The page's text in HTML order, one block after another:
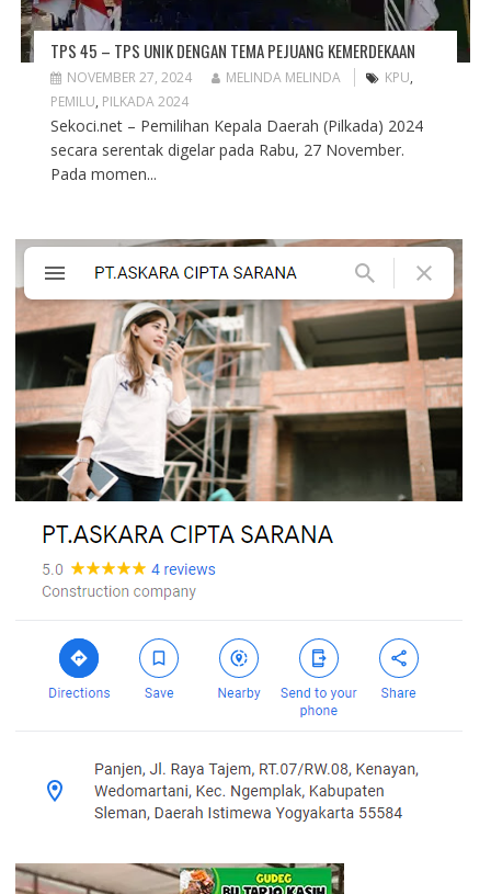
TPS 45 – TPS UNIK DENGAN TEMA PEJUANG KEMERDEKAAN
NOVEMBER 27, 2024 MELINDA MELINDA KPU,
PEMILU, PILKADA 2024
Sekoci.net – Pemilihan Kepala Daerah (Pilkada) 2024
secara serentak digelar pada Rabu, 27 November.
Pada momen...